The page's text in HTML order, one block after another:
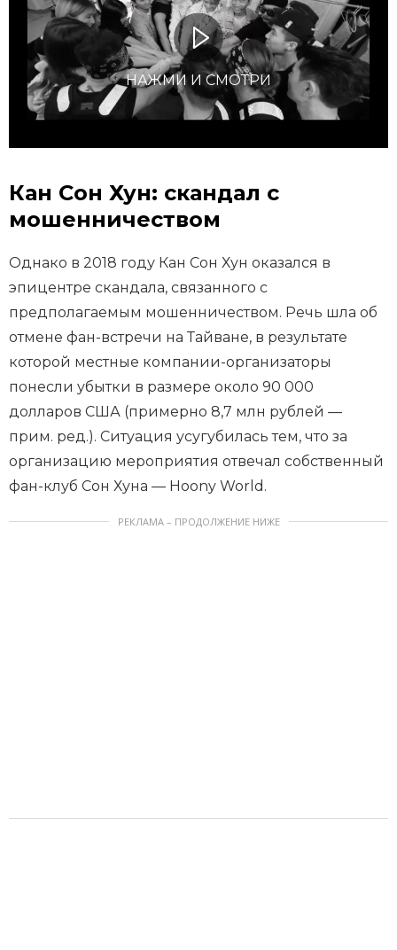
НАЖМИ И СМОТРИ
Кан Сон Хун: скандал с
мошенничеством
Однако в 2018 году Кан Сон Хун оказался в
эпицентре скандала, связанного с
предполагаемым мошенничеством. Речь шла об
отмене фан-встречи на Тайване, в результате
которой местные компании-организаторы
понесли убытки в размере около 90 000
долларов США (примерно 8,7 млн рублей —
прим. ред.). Ситуация усугубилась тем, что за
организацию мероприятия отвечал собственный
фан-клуб Сон Хуна — Hoony World.
РЕКЛАМА – ПРОДОЛЖЕНИЕ НИЖЕ